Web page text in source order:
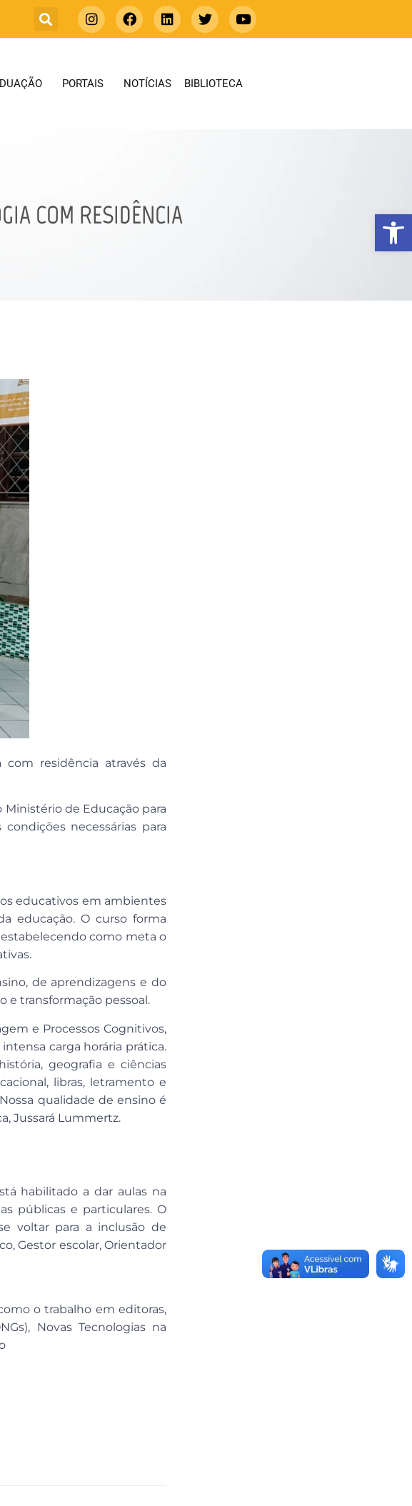
Abrir
PORTAIS NOTÍCIAS BIBLIOTECA
COM RESIDÊNCIA
residência através da
Ministério de Educação para
necessárias para
educativos em ambientes
educação. O curso forma
como meta o
de aprendizagens e do
transformação pessoal.
e Processos Cognitivos,
carga horária prática.
geografia e ciências
libras, letramento e
qualidade de ensino é
Jussará Lummertz.
habilitado a dar aulas na
públicas e particulares. O
voltar para a inclusão de
Gestor escolar, Orientador
o trabalho em editoras,
Novas Tecnologias na